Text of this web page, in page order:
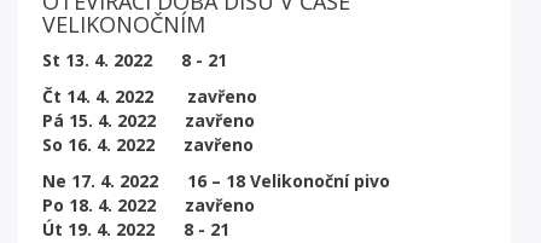
VELIKONOČNÍM
St 13. 4. 2022 8 - 21
Čt 14. 4. 2022 zavřeno
Pá 15. 4. 2022 zavřeno
So 16. 4. 2022 zavřeno
Ne 17. 4. 2022 16 – 18 Velikonoční pivo
Po 18. 4. 2022 zavřeno
Út 19. 4. 2022 8 - 21